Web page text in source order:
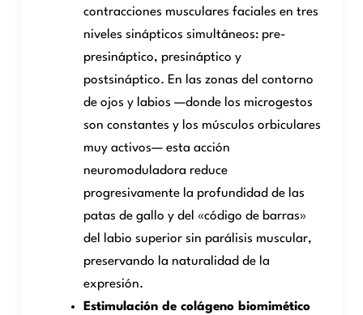
contracciones musculares faciales en tres
niveles sinápticos simultáneos: pre-
presináptico, presináptico y
postsináptico. En las zonas del contorno
de ojos y labios —donde los microgestos
son constantes y los músculos orbiculares
muy activos— esta acción
neuromoduladora reduce
progresivamente la profundidad de las
patas de gallo y del «código de barras»
del labio superior sin parálisis muscular,
preservando la naturalidad de la
expresión.
Estimulación de colágeno biomimético